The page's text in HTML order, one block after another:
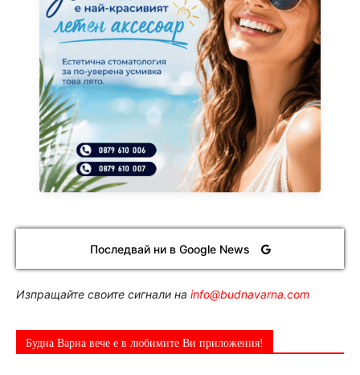
Последвай ни в Google News
Изпращайте своите сигнали на info@budnavarna.com
Будна Варна вече е в любимите Ви приложения!